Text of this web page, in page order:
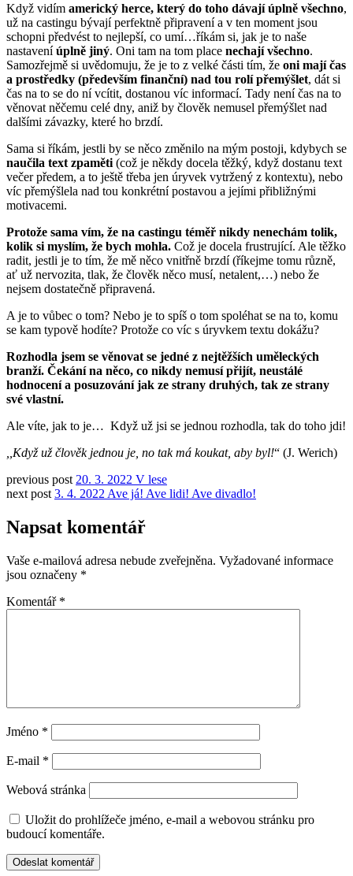
Když vidím americký herce, který do toho dávají úplně všechno,
už na castingu bývají perfektně připravení a v ten moment jsou
schopni předvést to nejlepší, co umí…říkám si, jak je to naše
nastaveníúplně jiný. Oni tam na tom place nechají všechno.
Samozřejmě si uvědomuju, že je to z velké části tím, že oni mají čas
a prostředky (především finanční) nad tou rolí přemýšlet, dát si
čas na to se do ní vcítit, dostanou víc informací. Tady není čas na to
věnovat něčemu celé dny, aniž by člověk nemusel přemýšlet nad
dalšími závazky, které ho brzdí.
Sama si říkám, jestli by se něco změnilo na mým postoji, kdybych se
naučila text zpaměti (což je někdy docela těžký, když dostanu text
večer předem, a to ještě třeba jen úryvek vytržený z kontextu), nebo
víc přemýšlela nad tou konkrétní postavou a jejími přibližnými
motivacemi.
Protože sama vím, že na castingu téměř nikdy nenechám tolik,
kolik si myslím, že bych mohla. Což je docela frustrující. Ale těžko
radit, jestli je to tím, že mě něco vnitřně brzdí (říkejme tomu různě,
ať už nervozita, tlak, že člověk něco musí, netalent,…) nebo že
nejsem dostatečně připravená.
A je to vůbec o tom? Nebo je to spíš o tom spoléhat se na to, komu
se kam typově hodíte? Protože co víc s úryvkem textu dokážu?
Rozhodla jsem se věnovat se jedné z nejtěžších uměleckých
branží. Čekání na něco, co nikdy nemusí přijít, neustálé
hodnocení a posuzování jak ze strany druhých, tak ze strany
své vlastní.
Ale víte, jak to je… Když už jsi se jednou rozhodla, tak do toho jdi!
,,Když už člověk jednou je, no tak má koukat, aby byl!“ (J. Werich)
previous post 20. 3. 2022 V lese
next post 3. 4. 2022 Ave já! Ave lidi! Ave divadlo!
Napsat komentář
Vaše e-mailová adresa nebude zveřejněna. Vyžadované informace
jsou označeny *
Komentář *
Jméno *
E-mail *
Webová stránka
Uložit do prohlížeče jméno, e-mail a webovou stránku pro
budoucí komentáře.